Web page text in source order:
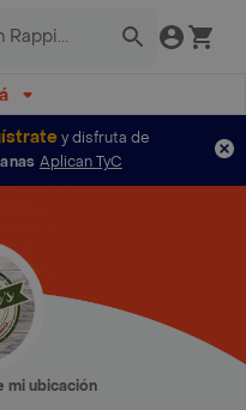
y disfruta de
Aplican TyC
mi ubicación